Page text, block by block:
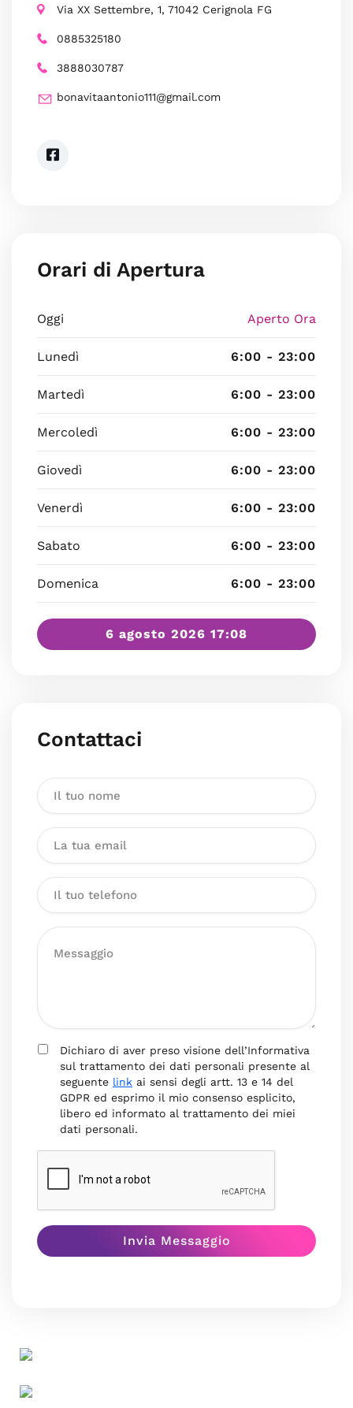
Via XX Settembre, 1, 71042 Cerignola FG
0885325180
3888030787
bonavitaantonio111@gmail.com
Orari di Apertura
Oggi Aperto Ora
Lunedì 6:00 - 23:00
Martedì 6:00 - 23:00
Mercoledì 6:00 - 23:00
Giovedì 6:00 - 23:00
Venerdì 6:00 - 23:00
Sabato 6:00 - 23:00
Domenica 6:00 - 23:00
6 agosto 2026 17:08
Contattaci
Dichiaro di aver preso visione dell’Informativa
sul trattamento dei dati personali presente al
seguente link ai sensi degli artt. 13 e 14 del
GDPR ed esprimo il mio consenso esplicito,
libero ed informato al trattamento dei miei
dati personali.